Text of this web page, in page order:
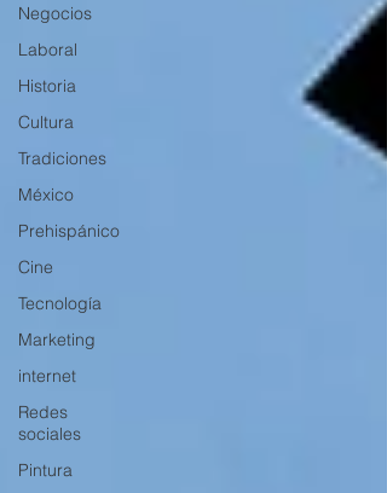
Negocios
Laboral
Historia
Cultura
Tradiciones
México
Prehispánico
Cine
Tecnología
Marketing
internet
Redes
sociales
Pintura